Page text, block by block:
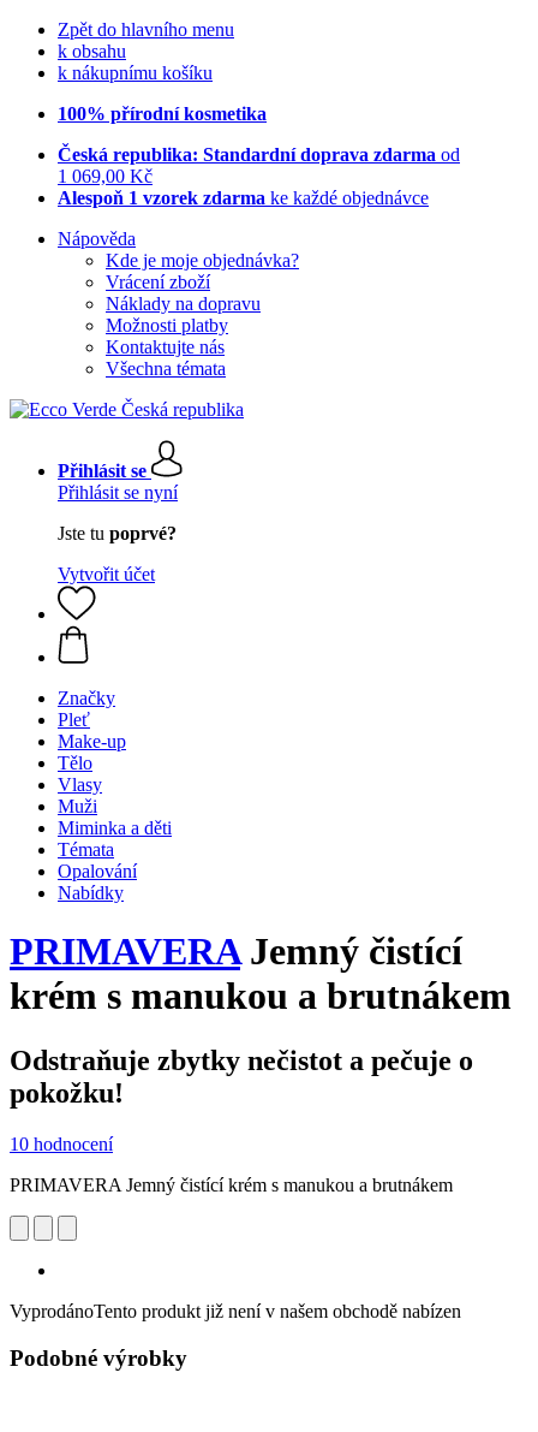
Zpět do hlavního menu
k obsahu
k nákupnímu košíku
100% přírodní kosmetika
Česká republika: Standardní doprava zdarma od
1 069,00 Kč
Alespoň 1 vzorek zdarma ke každé objednávce
Nápověda
Kde je moje objednávka?
Vrácení zboží
Náklady na dopravu
Možnosti platby
Kontaktujte nás
Všechna témata
Přihlásit se
Přihlásit se nyní
Jste tu poprvé?
Vytvořit účet
Značky
Pleť
Make-up
Tělo
Vlasy
Muži
Miminka a děti
Témata
Opalování
Nabídky
PRIMAVERAJemný čistící
krém s manukou a brutnákem
Odstraňuje zbytky nečistot a pečuje o
pokožku!
10 hodnocení
PRIMAVERA Jemný čistící krém s manukou a brutnákem
VyprodánoTento produkt již není v našem obchodě nabízen
Podobné výrobky